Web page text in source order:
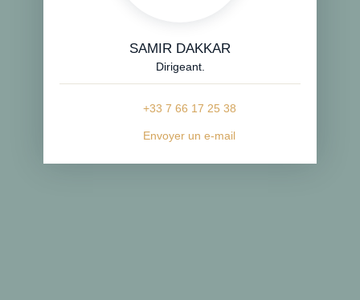
SAMIR DAKKAR
Dirigeant.
+33 7 66 17 25 38
Envoyer un e-mail